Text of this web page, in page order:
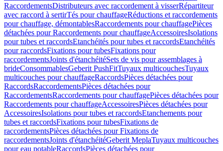
RaccordementsDistributeurs avec raccordement à visserRépartiteur
avec raccord à sertirTés pour chauffageRéductions et raccordements
pour chauffage, démontablesRaccordements pour chauffagePièces
détachées pour Raccordements pour chauffageAccessoiresIsolations
pour tubes et raccordsEtanchéités pour tubes et raccordsEtanchéités
pour raccordsFixations pour tubesFixations pour
raccordementsJoints d'étanchéitéSets de vis pour assemblages à
brideConsommablesGeberit PushFitTuyaux multicouchesTuyaux
multicouches pour chauffageRaccordsPièces détachées pour
RaccordsRaccordementsPièces détachées pour
RaccordementsRaccordements pour chauffagePièces détachées pour
Raccordements pour chauffageAccessoiresPièces détachées pour
AccessoiresIsolations pour tubes et raccordsEtanchements pour
tubes et raccordsFixations pour tubesFixations de
raccordementsPièces détachées pour Fixations de
raccordementsJoints d'étanchéitéGeberit MeplaTuyaux multicouches
pour eau potableRaccordsPièces détachées pour